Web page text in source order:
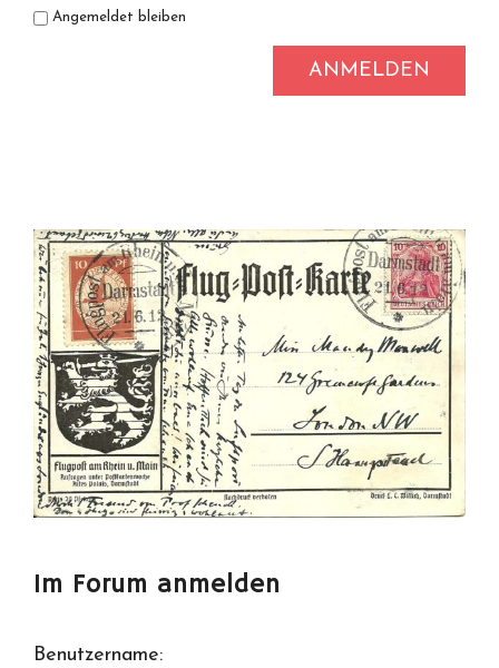
Angemeldet bleiben
ANMELDEN
Im Forum anmelden
Benutzername: